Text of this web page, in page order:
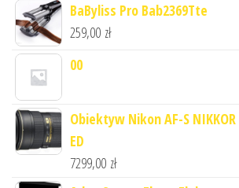
BaByliss Pro Bab2369Tte
259,00 zł
00
Obiektyw Nikon AF-S
ED
7299,00 zł